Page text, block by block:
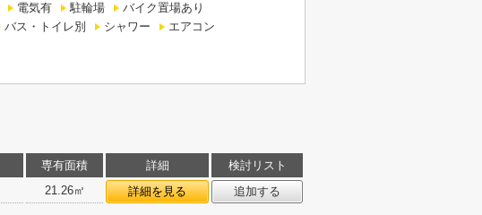
電気有 駐輪場
バイク置場あり
バス・トイレ別 シャワー
エアコン
専有面積 詳細
検討リスト
21.26㎡ 詳細を見る 追加する